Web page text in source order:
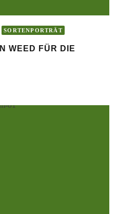
SORTENPORTRÄT
WEED FÜR DIE